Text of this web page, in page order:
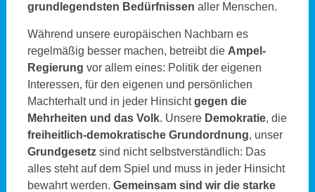
grundlegendsten Bedürfnissen aller Menschen.
Während unsere europäischen Nachbarn es
regelmäßig besser machen, betreibt die Ampel-
Regierung vor allem eines: Politik der eigenen
Interessen, für den eigenen und persönlichen
Machterhalt und in jeder Hinsichtgegen die
Mehrheiten und das Volk. Unsere Demokratie, die
freiheitlich-demokratische Grundordnung, unser
Grundgesetzsind nicht selbstverständlich: Das
alles steht auf dem Spiel und muss in jeder Hinsicht
bewahrt werden. Gemeinsam sind wir die starke